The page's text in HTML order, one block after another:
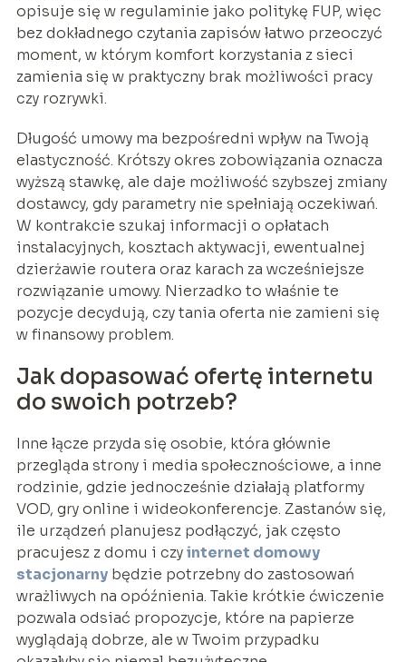
opisuje się w regulaminie jako politykę FUP, więc
bez dokładnego czytania zapisów łatwo przeoczyć
moment, w którym komfort korzystania z sieci
zamienia się w praktyczny brak możliwości pracy
czy rozrywki.
Długość umowy ma bezpośredni wpływ na Twoją
elastyczność. Krótszy okres zobowiązania oznacza
wyższą stawkę, ale daje możliwość szybszej zmiany
dostawcy, gdy parametry nie spełniają oczekiwań.
W kontrakcie szukaj informacji o opłatach
instalacyjnych, kosztach aktywacji, ewentualnej
dzierżawie routera oraz karach za wcześniejsze
rozwiązanie umowy. Nierzadko to właśnie te
pozycje decydują, czy tania oferta nie zamieni się
w finansowy problem.
Jak dopasować ofertę internetu
do swoich potrzeb?
Inne łącze przyda się osobie, która głównie
przegląda strony i media społecznościowe, a inne
rodzinie, gdzie jednocześnie działają platformy
VOD, gry online i wideokonferencje. Zastanów się,
ile urządzeń planujesz podłączyć, jak często
pracujesz z domu i czyinternet domowy
stacjonarnybędzie potrzebny do zastosowań
wrażliwych na opóźnienia. Takie krótkie ćwiczenie
pozwala odsiać propozycje, które na papierze
wyglądają dobrze, ale w Twoim przypadku